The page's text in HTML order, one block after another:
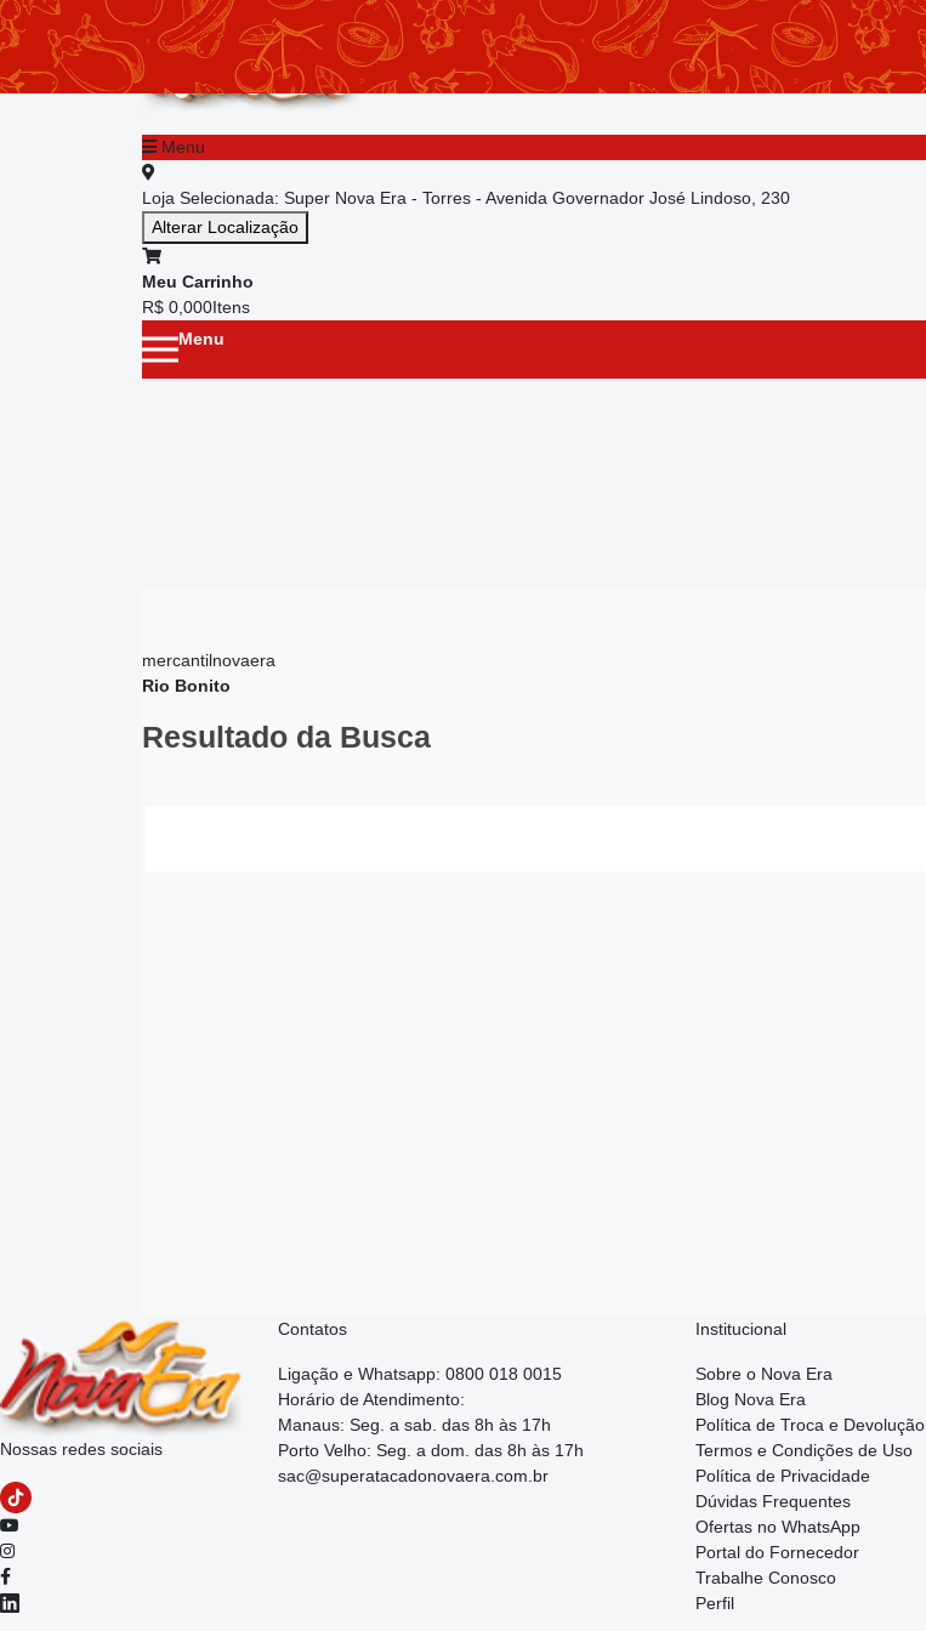
Menu
Loja Selecionada: Super Nova Era - Torres - Avenida Governador José Lindoso, 230
Alterar Localização
Meu Carrinho
R$ 0,000Itens
Menu
Menu principal
mercantilnovaera
Rio Bonito
Resultado da Busca
Nossas redes sociais
Contatos
Ligação e Whatsapp: 0800 018 0015
Horário de Atendimento:
Manaus: Seg. a sab. das 8h às 17h
Porto Velho: Seg. a dom. das 8h às 17h
sac@superatacadonovaera.com.br
Institucional
Sobre o Nova Era
Blog Nova Era
Política de Troca e Devolução
Termos e Condições de Uso
Política de Privacidade
Dúvidas Frequentes
Ofertas no WhatsApp
Portal do Fornecedor
Trabalhe Conosco
Perfil